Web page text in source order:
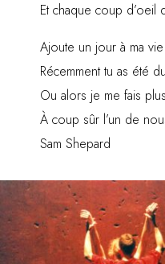
Et chaque coup d’oeil
Ajoute un jour à ma vie
Récemment tu as été
Ou alors je me fais
À coup sûr l’un de
Sam Shepard